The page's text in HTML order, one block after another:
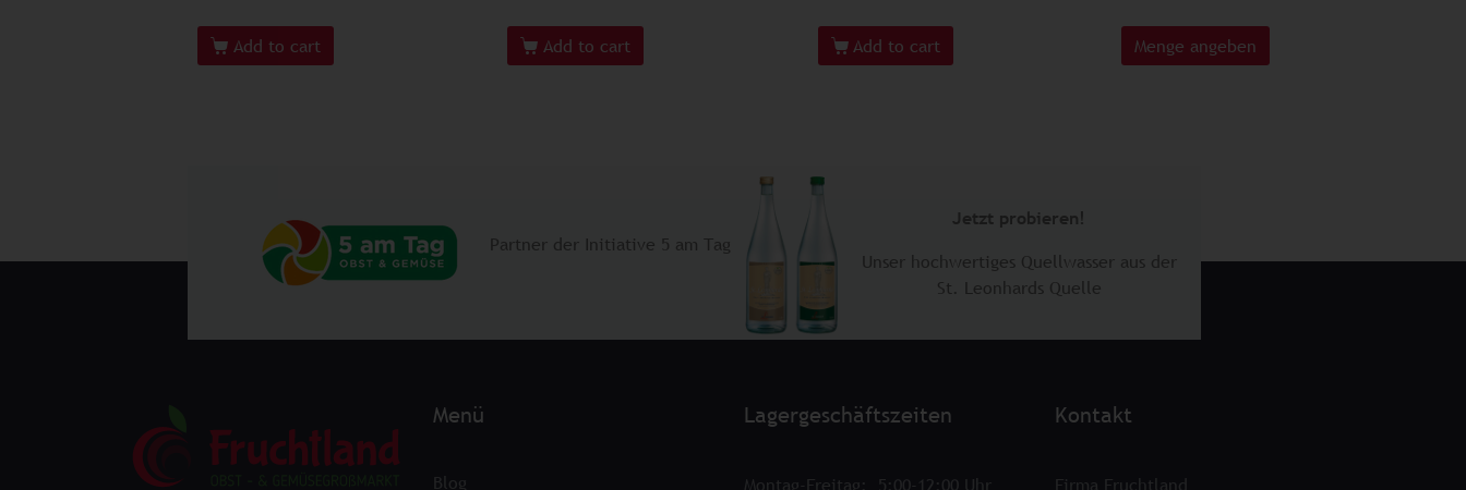
Add to cart Add to cart Add to cart Menge angeben
Partner der Initiative 5 am Tag
Jetzt probieren!
Unser hochwertiges Quellwasser aus der
​St. Leonhards Quelle
Menü
Blog
Lagergeschäftszeiten
Montag-Freitag: 5:00-12:00 Uhr
Kontakt
Firma Fruchtland